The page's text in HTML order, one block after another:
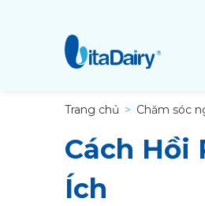
Trang chủ Chăm sóc
Cách Hồi
Ích